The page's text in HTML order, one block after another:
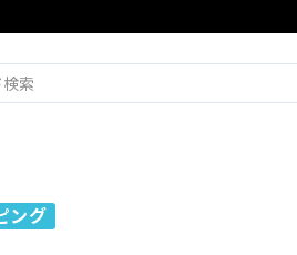
ング